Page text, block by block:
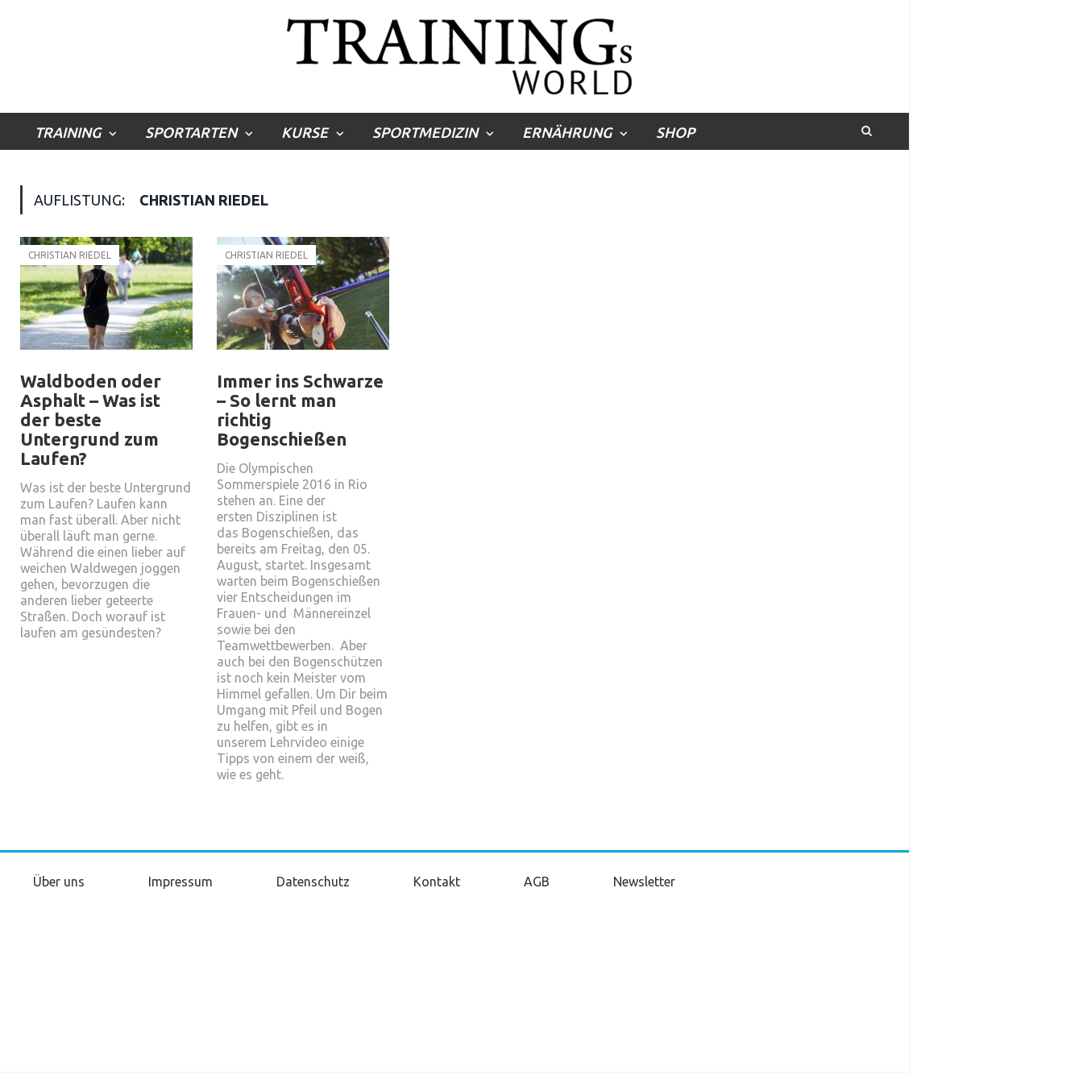
TRAINING SPORTARTEN KURSE SPORTMEDIZIN ERNÄHRUNG SHOP
AUFLISTUNG: CHRISTIAN RIEDEL
CHRISTIAN RIEDEL
Waldboden oder
Asphalt – Was ist
der beste
Untergrund zum
Laufen?
Was ist der beste Untergrund
zum Laufen? Laufen kann
man fast überall. Aber nicht
überall läuft man gerne.
Während die einen lieber auf
weichen Waldwegen joggen
gehen, bevorzugen die
anderen lieber geteerte
Straßen. Doch worauf ist
laufen am gesündesten?
CHRISTIAN RIEDEL
Immer ins Schwarze
– So lernt man
richtig
Bogenschießen
Die Olympischen
Sommerspiele 2016 in Rio
stehen an. Eine der
ersten Disziplinen ist
das Bogenschießen, das
bereits am Freitag, den 05.
August, startet. Insgesamt
warten beim Bogenschießen
vier Entscheidungen im
Frauen- und Männereinzel
sowie bei den
Teamwettbewerben. Aber
auch bei den Bogenschützen
ist noch kein Meister vom
Himmel gefallen. Um Dir beim
Umgang mit Pfeil und Bogen
zu helfen, gibt es in
unserem Lehrvideo einige
Tipps von einem der weiß,
wie es geht.
Über uns Impressum Datenschutz Kontakt AGB Newsletter